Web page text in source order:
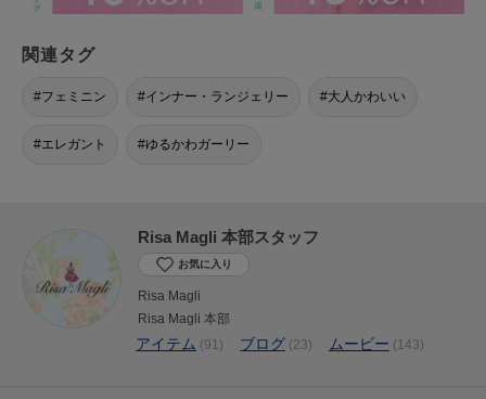
関連タグ
フェミニン インナー・ランジェリー 大人かわいい
エレガント ゆるかわガーリー
Risa Magli 本部スタッフ
お気に入り
Risa Magli
Risa Magli 本部
アイテム (91) ブログ (23) ムービー (143)